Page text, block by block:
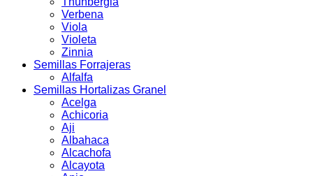
Verbena
Viola
Violeta
Zinnia
Semillas Forrajeras
Alfalfa
Semillas Hortalizas Granel
Acelga
Achicoria
Aji
Albahaca
Alcachofa
Alcayota